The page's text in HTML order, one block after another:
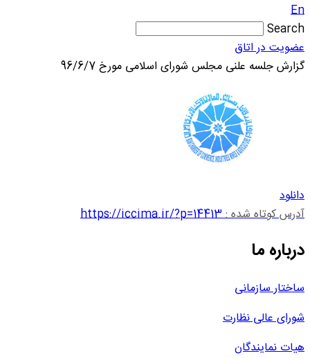
En
Search
عضویت در اتاق
گزارش جلسه علنی مجلس شورای اسلامی مورخ 96/6/7
دانلود
آدرس کوتاه شده :https://iccima.ir/?p=14413
درباره ما
ساختار سازمانی
شورای عالی نظارت
هیات نمایندگان